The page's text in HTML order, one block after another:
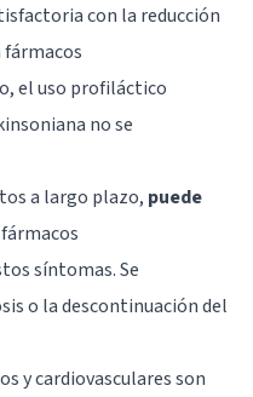
con la reducción
el uso profiláctico
no se
a largo plazo, puede
síntomas. Se
o la descontinuación del
y cardiovasculares son